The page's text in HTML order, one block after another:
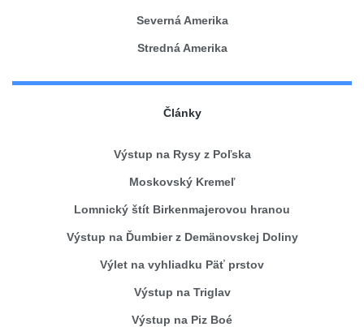
Severná Amerika
Stredná Amerika
Články
Výstup na Rysy z Poľska
Moskovský Kremeľ
Lomnický štít Birkenmajerovou hranou
Výstup na Ďumbier z Demänovskej Doliny
Výlet na vyhliadku Päť prstov
Výstup na Triglav
Výstup na Piz Boé